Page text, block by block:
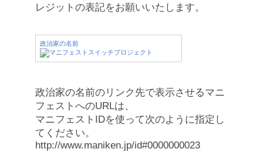
レジットの表記をお願いいたします。
政治家の名前
政治家の名前のリンク先で表示させるマニ
フェストへのURLは、
マニフェストIDを使って次のように指定し
てください。
http://www.maniken.jp/id#0000000023